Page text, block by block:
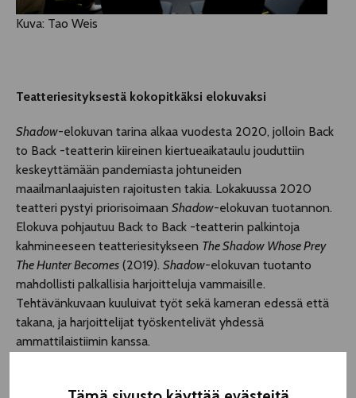
Kuva: Tao Weis
Teatteriesityksestä kokopitkäksi elokuvaksi
Shadow-elokuvan tarina alkaa vuodesta 2020, jolloin Back
to Back -teatterin kiireinen kiertueaikataulu jouduttiin
keskeyttämään pandemiasta johtuneiden
maailmanlaajuisten rajoitusten takia. Lokakuussa 2020
teatteri pystyi priorisoimaan Shadow-elokuvan tuotannon.
Elokuva pohjautuu Back to Back -teatterin palkintoja
kahmineeseen teatteriesitykseen The Shadow Whose Prey
The Hunter Becomes (2019). Shadow-elokuvan tuotanto
mahdollisti palkallisia harjoitteluja vammaisille.
Tehtävänkuvaan kuuluivat työt sekä kameran edessä että
takana, ja harjoittelijat työskentelivät yhdessä
ammattilaistiimin kanssa.